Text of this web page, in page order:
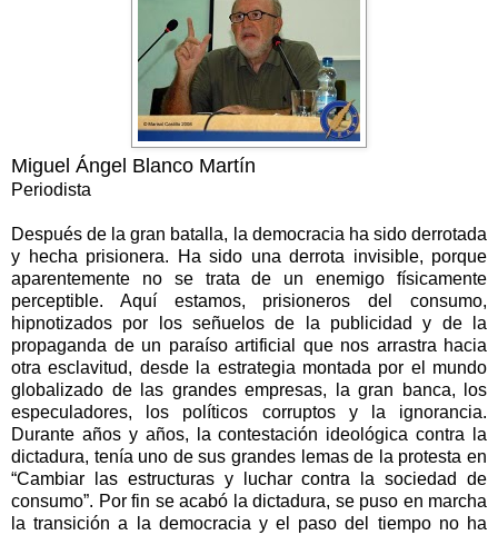
Miguel Ángel Blanco Martín
Periodista
Después de la gran batalla, la democracia ha sido derrotada
y hecha prisionera. Ha sido una derrota invisible, porque
aparentemente no se trata de un enemigo físicamente
perceptible. Aquí estamos, prisioneros del consumo,
hipnotizados por los señuelos de la publicidad y de la
propaganda de un paraíso artificial que nos arrastra hacia
otra esclavitud, desde la estrategia montada por el mundo
globalizado de las grandes empresas, la gran banca, los
especuladores, los políticos corruptos y la ignorancia.
Durante años y años, la contestación ideológica contra la
dictadura, tenía uno de sus grandes lemas de la protesta en
“Cambiar las estructuras y luchar contra la sociedad de
consumo”. Por fin se acabó la dictadura, se puso en marcha
la transición a la democracia y el paso del tiempo no ha